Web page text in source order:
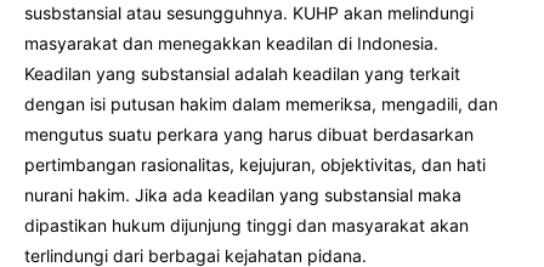
susbstansial atau sesungguhnya. KUHP akan melindungi
masyarakat dan menegakkan keadilan di Indonesia.
Keadilan yang substansial adalah keadilan yang terkait
dengan isi putusan hakim dalam memeriksa, mengadili, dan
mengutus suatu perkara yang harus dibuat berdasarkan
pertimbangan rasionalitas, kejujuran, objektivitas, dan hati
nurani hakim. Jika ada keadilan yang substansial maka
dipastikan hukum dijunjung tinggi dan masyarakat akan
terlindungi dari berbagai kejahatan pidana.